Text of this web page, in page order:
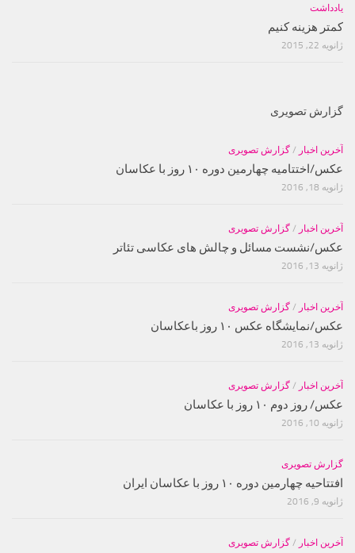
یادداشت
کمتر هزینه کنیم
ژانویه 22, 2015
گزارش تصویری
آخرین اخبار / گزارش تصویری
عکس/اختتامیه چهارمین دوره ۱۰ روز با عکاسان
ژانویه 18, 2016
آخرین اخبار / گزارش تصویری
عکس/نشست مسائل و چالش های عکاسی تئاتر
ژانویه 13, 2016
آخرین اخبار / گزارش تصویری
عکس/نمایشگاه عکس ۱۰ روز باعکاسان
ژانویه 13, 2016
آخرین اخبار / گزارش تصویری
عکس/ روز دوم ۱۰ روز با عکاسان
ژانویه 10, 2016
گزارش تصویری
افتتاحیه چهارمین دوره ۱۰ روز با عکاسان ایران
ژانویه 9, 2016
آخرین اخبار / گزارش تصویری